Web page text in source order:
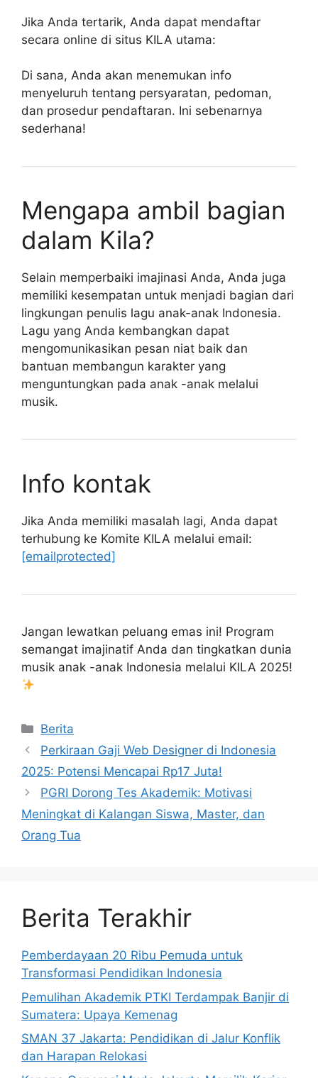
Jika Anda tertarik, Anda dapat mendaftar
secara online di situs KILA utama:
Di sana, Anda akan menemukan info
menyeluruh tentang persyaratan, pedoman,
dan prosedur pendaftaran. Ini sebenarnya
sederhana!
Mengapa ambil bagian
dalam Kila?
Selain memperbaiki imajinasi Anda, Anda juga
memiliki kesempatan untuk menjadi bagian dari
lingkungan penulis lagu anak-anak Indonesia.
Lagu yang Anda kembangkan dapat
mengomunikasikan pesan niat baik dan
bantuan membangun karakter yang
menguntungkan pada anak -anak melalui
musik.
Info kontak
Jika Anda memiliki masalah lagi, Anda dapat
terhubung ke Komite KILA melalui email:
[emailprotected]
Jangan lewatkan peluang emas ini! Program
semangat imajinatif Anda dan tingkatkan dunia
musik anak -anak Indonesia melalui KILA 2025!
Kategori
Berita
Perkiraan Gaji Web Designer di Indonesia
2025: Potensi Mencapai Rp17 Juta!
PGRI Dorong Tes Akademik: Motivasi
Meningkat di Kalangan Siswa, Master, dan
Orang Tua
Berita Terakhir
Pemberdayaan 20 Ribu Pemuda untuk
Transformasi Pendidikan Indonesia
Pemulihan Akademik PTKI Terdampak Banjir di
Sumatera: Upaya Kemenag
SMAN 37 Jakarta: Pendidikan di Jalur Konflik
dan Harapan Relokasi